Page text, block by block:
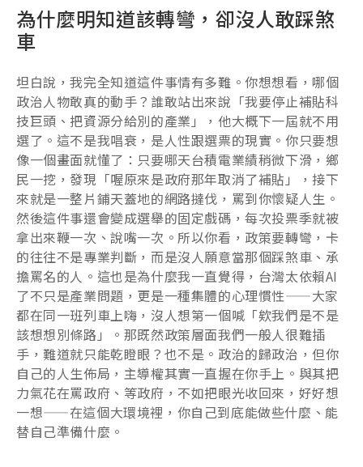
為什麼明知道該轉彎，卻沒人敢踩煞
車
坦白說，我完全知道這件事情有多難。你想想看，哪個
政治人物敢真的動手？誰敢站出來說「我要停止補貼科
技巨頭、把資源分給別的產業」，他大概下一屆就不用
選了。這不是我唱衰，是人性跟選票的現實。你只要想
像一個畫面就懂了：只要哪天台積電業績稍微下滑，鄉
民一挖，發現「喔原來是政府那年取消了補貼」，接下
來就是一整片鋪天蓋地的網路撻伐，罵到你懷疑人生。
然後這件事還會變成選舉的固定戲碼，每次投票季就被
拿出來鞭一次、說嘴一次。所以你看，政策要轉彎，卡
的往往不是專業判斷，而是沒人願意當那個踩煞車、承
擔罵名的人。這也是為什麼我一直覺得，台灣太依賴AI
了不只是產業問題，更是一種集體的心理慣性——大家
都在同一班列車上嗨，沒人想第一個喊「欸我們是不是
該想想別條路」。那既然政策層面我們一般人很難插
手，難道就只能乾瞪眼？也不是。政治的歸政治，但你
自己的人生佈局，主導權其實一直握在你手上。與其把
力氣花在罵政府、等政府，不如把眼光收回來，好好想
一想——在這個大環境裡，你自己到底能做些什麼、能
替自己準備什麼。